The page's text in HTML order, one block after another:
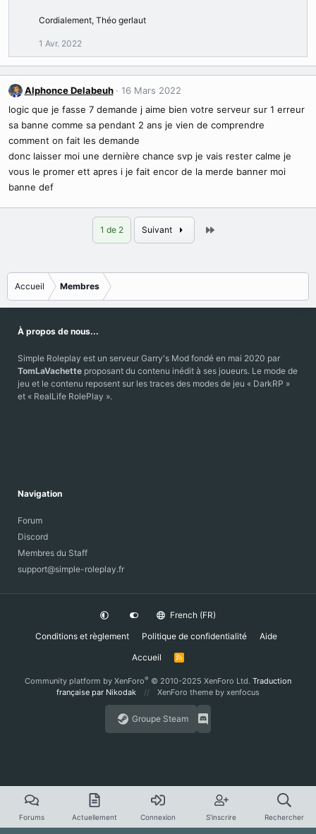
Cordialement, Théo gerlaut
1 Avr. 2022
Alphonce Delabeuh
16 Mars 2022
logic que je fasse 7 demande j aime bien votre serveur sur 1 erreur
sa banne comme sa pendant 2 ans je vien de comprendre
comment on fait les demande
donc laisser moi une dernière chance svp je vais rester calme je
vous le promer ett apres i je fait encor de la merde banner moi
banne def
1 de 2 Suivant
Accueil Membres
À propos de nous...
Simple Roleplay est un serveur Garry's Mod fondé en mai 2020 par
TomLaVachette proposant du contenu inédit à ses joueurs. Le mode de
jeu et le contenu reposent sur les traces des modes de jeu « DarkRP »
et « RealLife RolePlay ».
Navigation
Forum
Discord
Membres du Staff
support@simple-roleplay.fr
French (FR)
Conditions et règlement
Politique de confidentialité
Aide
Accueil
R
Community platform by XenForo® © 2010-2025 XenForo Ltd. Traduction
française par Nikodak
XenForo theme by xenfocus
Groupe Steam
Forums Actuellement Connexion S'inscrire Rechercher